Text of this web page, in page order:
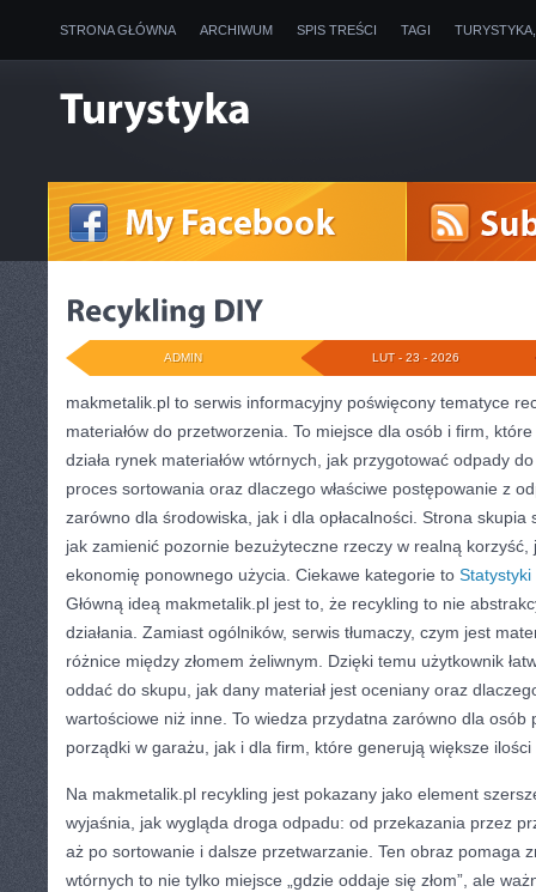
STRONA GŁÓWNA ARCHIWUM SPIS TREŚCI TAGI
LUT - 23 - 2026
ADMIN
makmetalik.pl to serwis informacyjny poświęcony tematyce
materiałów do przetworzenia. To miejsce dla osób i firm,
działa rynek materiałów wtórnych, jak przygotować odpady
proces sortowania oraz dlaczego właściwe postępowanie z
zarówno dla środowiska, jak i dla opłacalności. Strona
jak zamienić pozornie bezużyteczne rzeczy w realną
ekonomię ponownego użycia. Ciekawe kategorie to
Główną ideą makmetalik.pl jest to, że recykling to nie
działania. Zamiast ogólników, serwis tłumaczy, czym jest
różnice między złomem żeliwnym. Dzięki temu użytkownik
oddać do skupu, jak dany materiał jest oceniany oraz
wartościowe niż inne. To wiedza przydatna zarówno dla osób
porządki w garażu, jak i dla firm, które generują większe
Na makmetalik.pl recykling jest pokazany jako element
wyjaśnia, jak wygląda droga odpadu: od przekazania przez
aż po sortowanie i dalsze przetwarzanie. Ten obraz pomaga
wtórnych to nie tylko miejsce „gdzie oddaje się złom”, ale